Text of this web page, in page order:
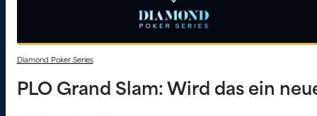
Diamond Poker Series
PLO Grand Slam: Wird das ein